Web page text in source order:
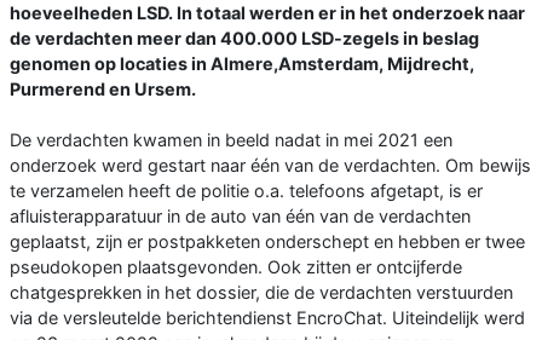
hoeveelheden LSD. In totaal werden er in het onderzoek naar
de verdachten meer dan 400.000 LSD-zegels in beslag
genomen op locaties in Almere,Amsterdam, Mijdrecht,
Purmerend en Ursem.
De verdachten kwamen in beeld nadat in mei 2021 een
onderzoek werd gestart naar één van de verdachten. Om bewijs
te verzamelen heeft de politie o.a. telefoons afgetapt, is er
afluisterapparatuur in de auto van één van de verdachten
geplaatst, zijn er postpakketen onderschept en hebben er twee
pseudokopen plaatsgevonden. Ook zitten er ontcijferde
chatgesprekken in het dossier, die de verdachten verstuurden
via de versleutelde berichtendienst EncroChat. Uiteindelijk werd